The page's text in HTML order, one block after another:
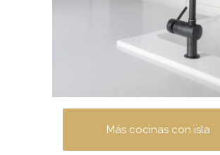
Más cocinas con isla